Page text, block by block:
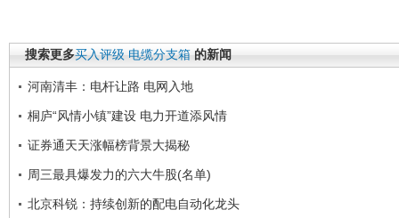
搜索更多买入评级 电缆分支箱 的新闻
河南清丰：电杆让路 电网入地
桐庐“风情小镇”建设 电力开道添风情
证券通天天涨幅榜背景大揭秘
周三最具爆发力的六大牛股(名单)
北京科锐：持续创新的配电自动化龙头